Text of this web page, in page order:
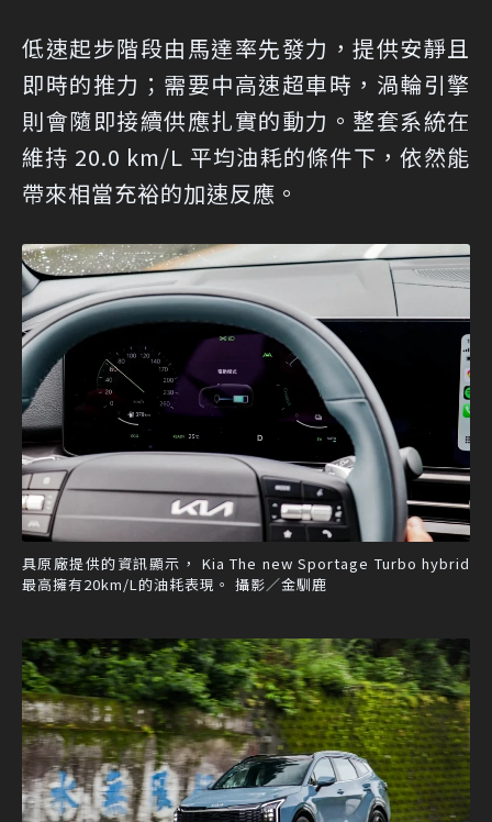
低速起步階段由馬達率先發力，提供安靜且
即時的推力；需要中高速超車時，渦輪引擎
則會隨即接續供應扎實的動力。整套系統在
維持 20.0 km/L 平均油耗的條件下，依然能
帶來相當充裕的加速反應。
具原廠提供的資訊顯示， Kia The new Sportage Turbo hybrid
最高擁有20km/L的油耗表現。 攝影／金馴鹿